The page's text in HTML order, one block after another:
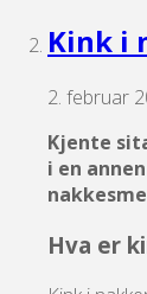
Kink i
2. februar
Kjente
i en
Hva er